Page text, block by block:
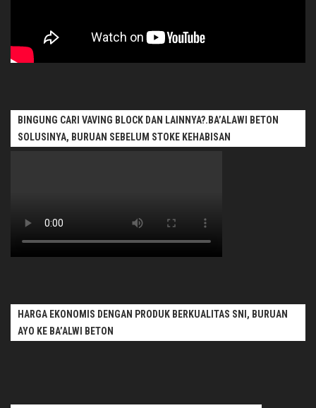
BINGUNG CARI VAVING BLOCK DAN LAINNYA?.BA’ALAWI BETON
SOLUSINYA, BURUAN SEBELUM STOKE KEHABISAN
HARGA EKONOMIS DENGAN PRODUK BERKUALITAS SNI, BURUAN
AYO KE BA’ALWI BETON